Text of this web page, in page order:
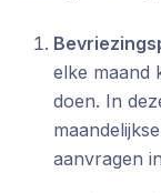
elke maand
doen. In
aanvragen